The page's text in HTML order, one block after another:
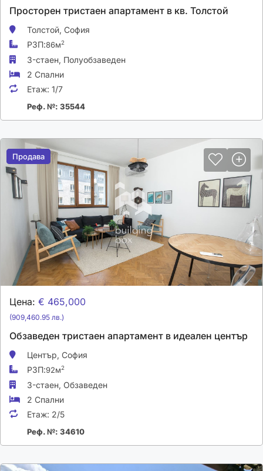
Просторен тристаен апартамент в кв. Толстой
Толстой, София
РЗП:86м2
3-стаен, Полуобзаведен
2 Спални
Етаж: 1/7
Реф. №: 35544
Продава
Продава
Цена: € 465,000
(909,460.95 лв.)
Обзаведен тристаен апартамент в идеален център
Център, София
РЗП:92м2
3-стаен, Обзаведен
2 Спални
Етаж: 2/5
Реф. №: 34610